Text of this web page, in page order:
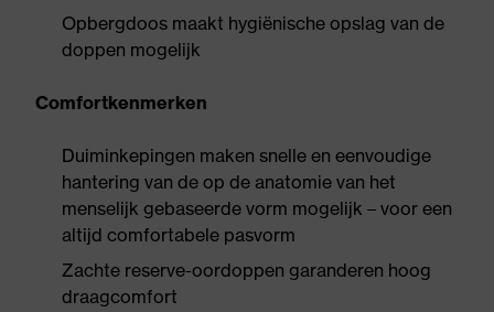
Opbergdoos maakt hygiënische opslag van de
doppen mogelijk
Comfortkenmerken
Duiminkepingen maken snelle en eenvoudige
hantering van de op de anatomie van het
menselijk gebaseerde vorm mogelijk – voor een
altijd comfortabele pasvorm
Zachte reserve-oordoppen garanderen hoog
draagcomfort